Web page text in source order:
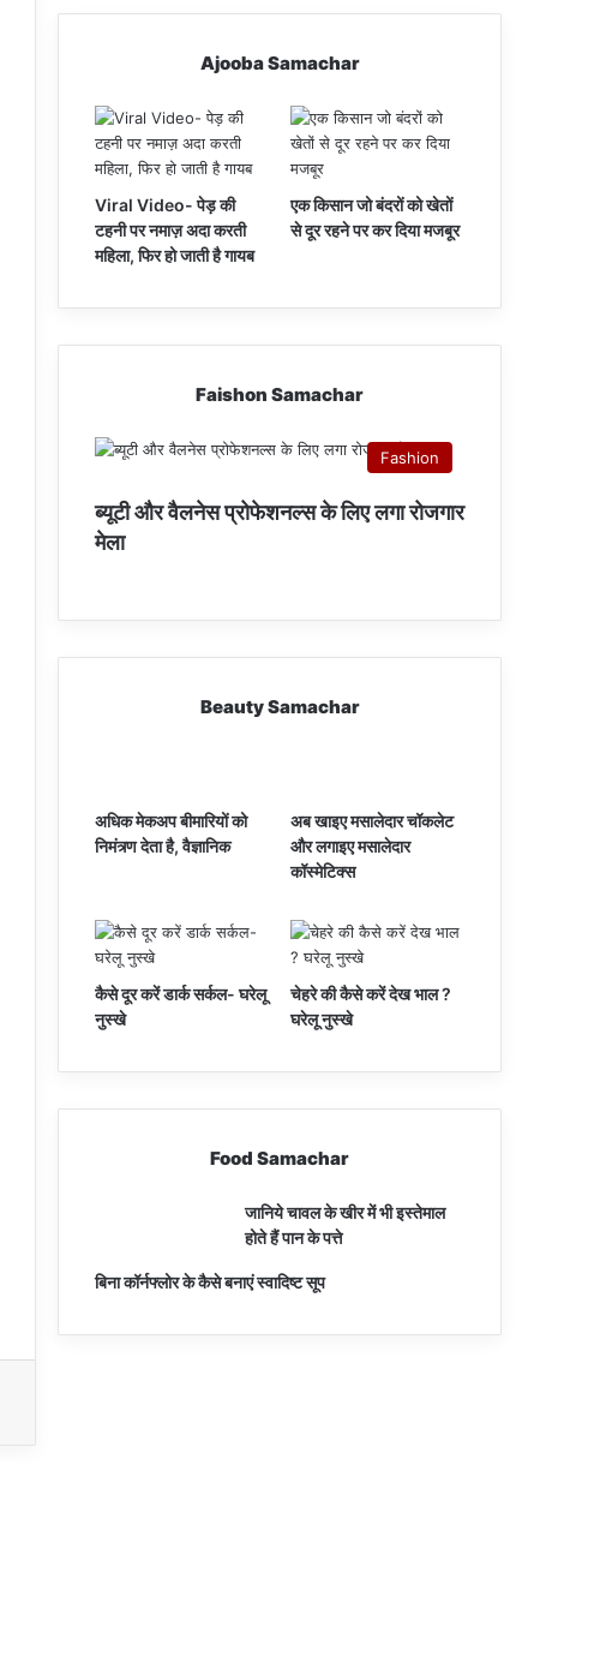
Ajooba Samachar
Viral Video- पेड़ की
टहनी पर नमाज़ अदा करती
महिला, फिर हो जाती है गायब
एक किसान जो बंदरों को खेतों
से दूर रहने पर कर दिया मजबूर
Faishon Samachar
Fashion
ब्यूटी और वैलनेस प्रोफेशनल्स के लिए लगा रोजगार
मेला
Beauty Samachar
अधिक मेकअप बीमारियों को
निमंत्र्ण देता है, वैज्ञानिक
अब खाइए मसालेदार चॉकलेट
और लगाइए मसालेदार
कॉस्‍मेटिक्‍स
कैसे दूर करें डार्क सर्कल- घरेलू
नुस्खे
चेहरे की कैसे करें देख भाल ?
घरेलू नुस्खे
Food Samachar
जानिये चावल के खीर में भी इस्तेमाल
होते हैं पान के पत्ते
बिना कॉर्नफ्लोर के कैसे बनाएं स्वादिष्ट सूप